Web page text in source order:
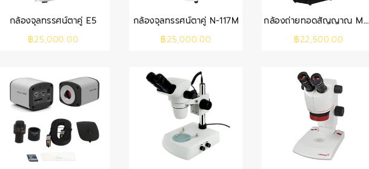
กล้องจุลทรรศน์ตาคู่ E5
฿25,000.00
กล้องจุลทรรศน์ตาคู่ N-117M
฿25,000.00
กล้องถ่ายทอดสัญญาณ MD-
1A
฿22,500.00